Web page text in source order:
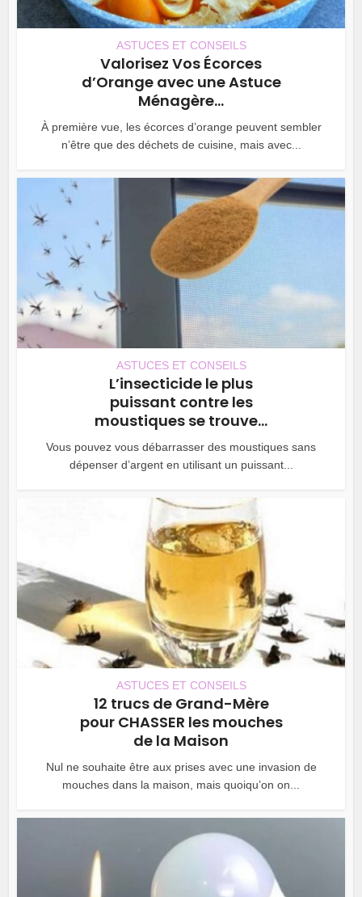
ASTUCES ET CONSEILS
Valorisez Vos Écorces
d’Orange avec une Astuce
Ménagère...
À première vue, les écorces d’orange peuvent sembler
n’être que des déchets de cuisine, mais avec...
ASTUCES ET CONSEILS
L’insecticide le plus
puissant contre les
moustiques se trouve...
Vous pouvez vous débarrasser des moustiques sans
dépenser d’argent en utilisant un puissant...
ASTUCES ET CONSEILS
12 trucs de Grand-Mère
pour CHASSER les mouches
de la Maison
Nul ne souhaite être aux prises avec une invasion de
mouches dans la maison, mais quoiqu’on on...